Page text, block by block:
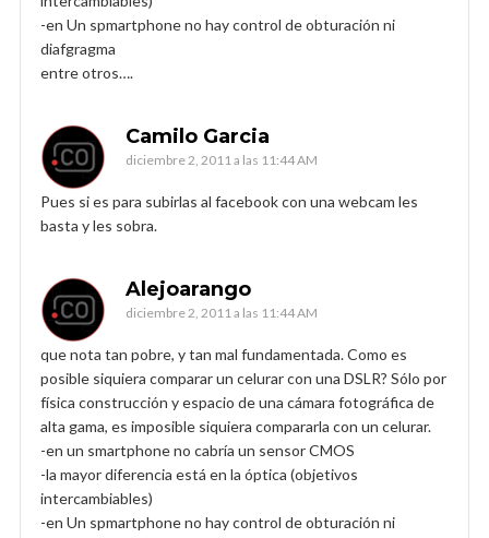
-en Un spmartphone no hay control de obturación ni
diafgragma
entre otros….
Camilo Garcia
diciembre 2, 2011 a las 11:44 AM
Pues si es para subirlas al facebook con una webcam les
basta y les sobra.
Alejoarango
diciembre 2, 2011 a las 11:44 AM
que nota tan pobre, y tan mal fundamentada. Como es
posible siquiera comparar un celurar con una DSLR? Sólo por
física construcción y espacio de una cámara fotográfica de
alta gama, es imposible siquiera compararla con un celurar.
-en un smartphone no cabría un sensor CMOS
-la mayor diferencia está en la óptica (objetivos
intercambiables)
-en Un spmartphone no hay control de obturación ni